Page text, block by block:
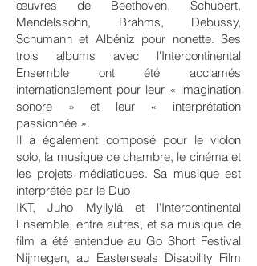
œuvres de Beethoven, Schubert,
Mendelssohn, Brahms, Debussy,
Schumann et Albéniz pour nonette. Ses
trois albums avec l'Intercontinental
Ensemble ont été acclamés
internationalement pour leur « imagination
sonore » et leur « interprétation
passionnée ».
Il a également composé pour le violon
solo, la musique de chambre, le cinéma et
les projets médiatiques. Sa musique est
interprétée par le Duo
IKT, Juho Myllylä et l'Intercontinental
Ensemble, entre autres, et sa musique de
film a été entendue au Go Short Festival
Nijmegen, au Easterseals Disability Film